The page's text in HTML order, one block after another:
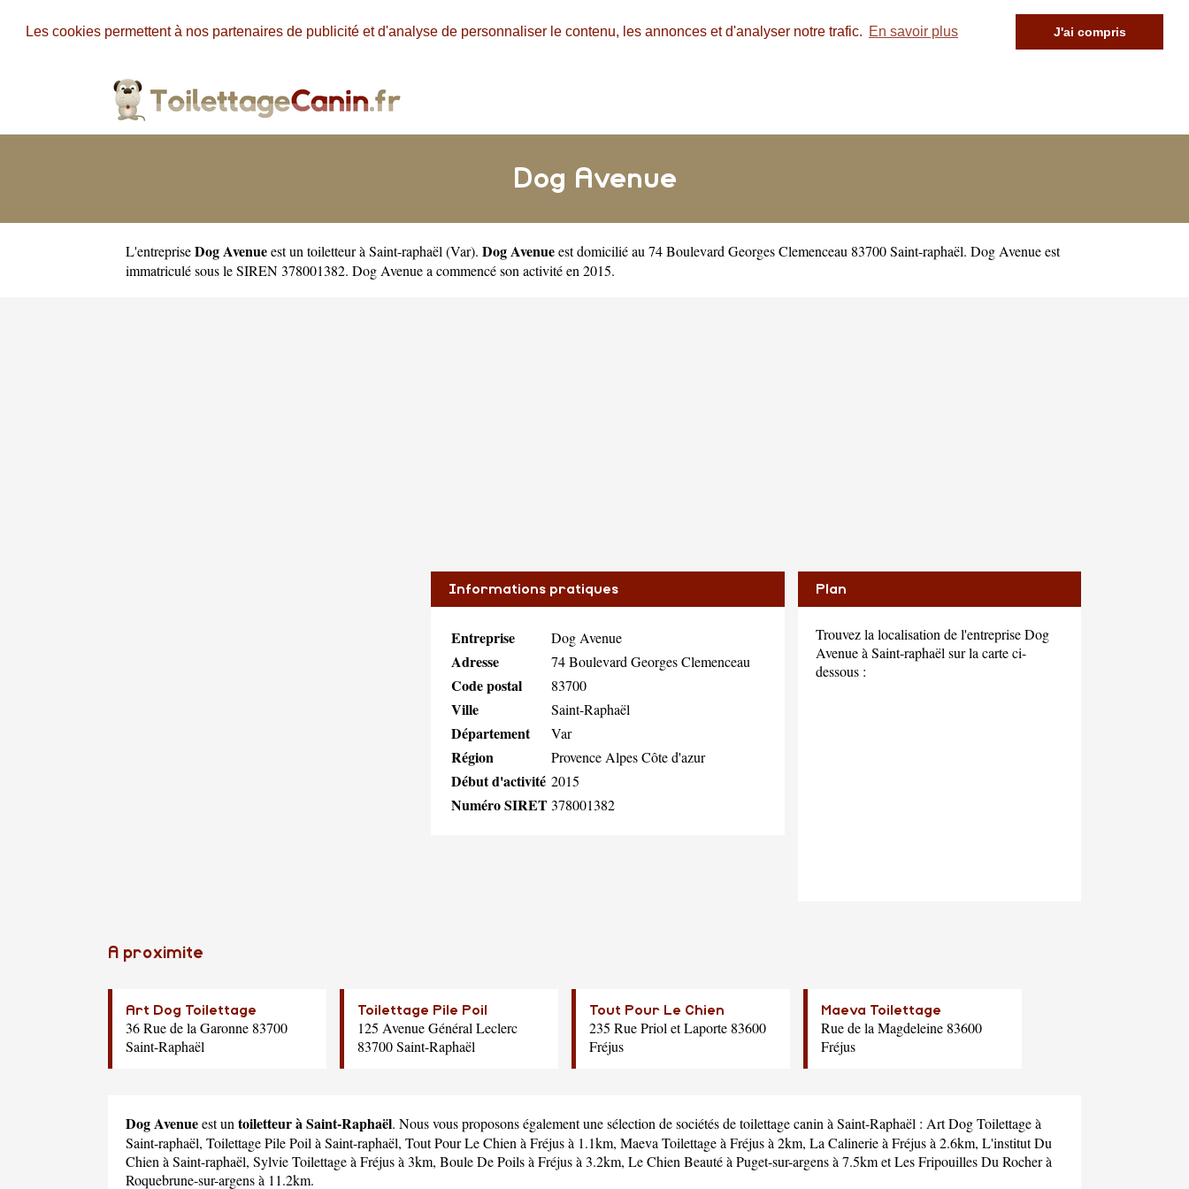
Les cookies permettent à nos partenaires de publicité et d'analyse de personnaliser le contenu, les annonces et d'analyser notre trafic. En savoir plus J'ai compris
Dog Avenue
L'entrepriseDog Avenueest un toiletteur à Saint-raphaël (Var). Dog Avenueest domicilié au 74 Boulevard Georges Clemenceau 83700 Saint-raphaël. Dog Avenue est
immatriculé sous le SIREN 378001382. Dog Avenue a commencé son activité en 2015.
Informations pratiques
Entreprise Dog Avenue
Adresse 74 Boulevard Georges Clemenceau
Code postal 83700
Ville Saint-Raphaël
Département Var
Région Provence Alpes Côte d'azur
Début d'activité 2015
Numéro SIRET378001382
Plan
Trouvez la localisation de l'entreprise Dog
Avenue à Saint-raphaël sur la carte ci-
dessous :
A proximite
Art Dog Toilettage
36 Rue de la Garonne 83700
Saint-Raphaël
Toilettage Pile Poil
125 Avenue Général Leclerc
83700 Saint-Raphaël
Tout Pour Le Chien
235 Rue Priol et Laporte 83600
Fréjus
Maeva Toilettage
Rue de la Magdeleine 83600
Fréjus
Dog Avenueest untoiletteur à Saint-Raphaël. Nous vous proposons également une sélection de sociétés de toilettage canin à Saint-Raphaël : Art Dog Toilettageà
Saint-raphaël, Toilettage Pile Poilà Saint-raphaël, Tout Pour Le Chienà Fréjus à 1.1km, Maeva Toilettageà Fréjus à 2km, La Calinerieà Fréjus à 2.6km, L'institut Du
Chienà Saint-raphaël, Sylvie Toilettageà Fréjus à 3km, Boule De Poilsà Fréjus à 3.2km, Le Chien Beautéà Puget-sur-argens à 7.5km etLes Fripouilles Du Rocherà
Roquebrune-sur-argens à 11.2km.